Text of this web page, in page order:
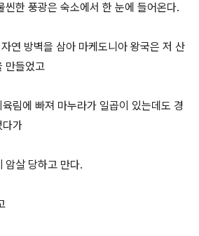
씬한 풍광은 숙소에서 한 눈에 들어온다.
연 방벽을 삼아 마케도니아 왕국은 저 산
만들었고
림에 빠져 마누라가 일곱이 있는데도 경
다가
암살 당하고 만다.